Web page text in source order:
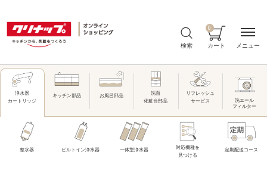
検索 カート
0
浄水器
カートリッジ
キッチン部品 お風呂部品
洗面
化粧台部品
リフレッシュ
サービス
洗エール
フィルター
整水器 ビルトイン浄水器 一体型浄水器
対応機種を
見つける
定期配送コース
メニュー